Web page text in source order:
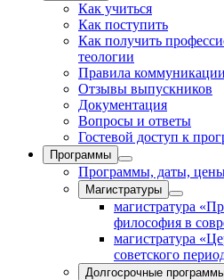
Как учиться
Как поступить
Как получить
теологии
Правила коммуникации
Отзывы выпускников
Документация
Вопросы и ответы
Гостевой доступ к
Программы
Программы, даты,
Магистратуры
магистратура
философия в
магистратура
советского
Долгосрочные